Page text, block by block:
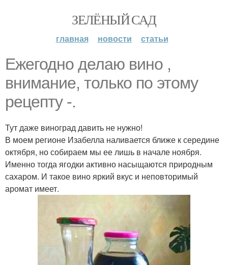
ЗЕЛЁНЫЙ САД
главная новости статьи
Ежегодно делаю вино ,
внимание, только по этому
рецепту -.
Тут даже виноград давить не нужно!
В моем регионе Изабелла наливается ближе к середине
октября, но собираем мы ее лишь в начале ноября.
Именно тогда ягодки активно насыщаются природным
сахаром. И такое вино яркий вкус и неповторимый
аромат имеет.